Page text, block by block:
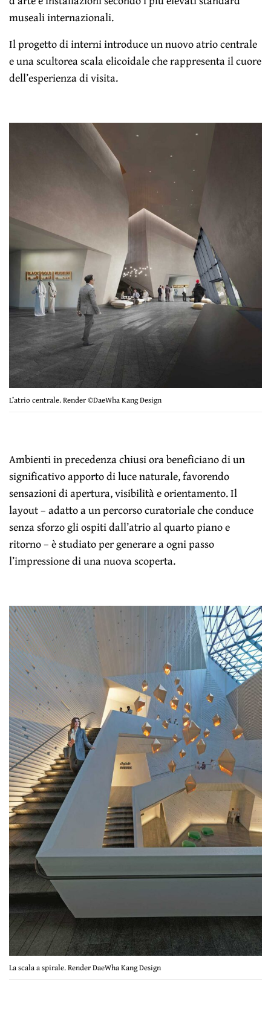
museali internazionali.
Il progetto di interni introduce un nuovo atrio centrale
e una scultorea scala elicoidale che rappresenta il cuore
dell’esperienza di visita.
L’atrio centrale. Render ©DaeWha Kang Design
Ambienti in precedenza chiusi ora beneficiano di un
significativo apporto di luce naturale, favorendo
sensazioni di apertura, visibilità e orientamento. Il
layout – adatto a un percorso curatoriale che conduce
senza sforzo gli ospiti dall’atrio al quarto piano e
ritorno – è studiato per generare a ogni passo
l’impressione di una nuova scoperta.
La scala a spirale. Render DaeWha Kang Design